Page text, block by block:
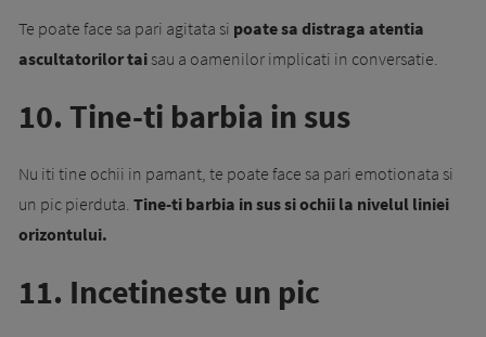
Te poate face sa pari agitata si poate sa distraga atentia
ascultatorilor taisau a oamenilor implicati in conversatie.
10. Tine-ti barbia in sus
Nu iti tine ochii in pamant, te poate face sa pari emotionata si
un pic pierduta. Tine-ti barbia in sus si ochii la nivelul liniei
orizontului.
11. Incetineste un pic